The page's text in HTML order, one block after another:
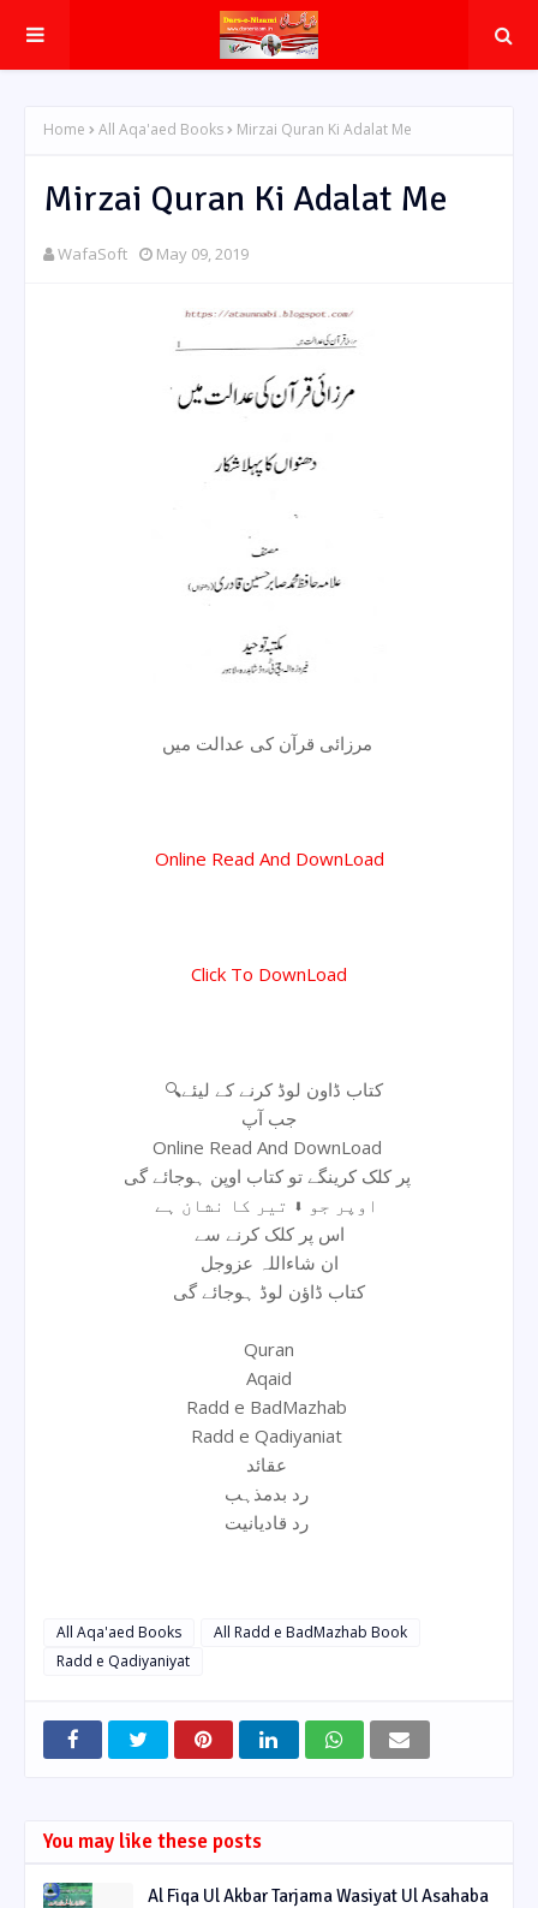
Home All Aqa'aed Books Mirzai Quran Ki Adalat Me
Mirzai Quran Ki Adalat Me
WafaSoft May 09, 2019
Online Read And DownLoad
Click To DownLoad
🔍کتاب ڈاون لوڈ کرنے کے لیئے
جب آپ
Online Read And DownLoad
اس پر کلک کرنے سے
ان شاءاللہ عزوجل
کتاب ڈاؤن لوڈ ہوجائے گی
Quran
Aqaid
Radd e BadMazhab
Radd e Qadiyaniat
All Aqa'aed Books
All Radd e BadMazhab Book
Radd e Qadiyaniyat
You may like these posts
Al Fiqa Ul Akbar Tarjama Wasiyat Ul Asahaba